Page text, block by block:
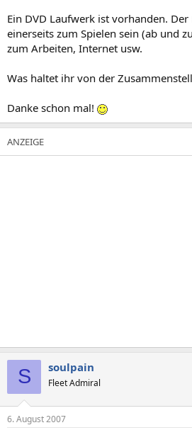
Ein DVD Laufwerk ist vorhanden. Der
einerseits zum Spielen sein (ab und
zum Arbeiten, Internet usw.
Was haltet ihr von der
Danke schon mal!
S soulpain
Fleet Admiral
6. August 2007